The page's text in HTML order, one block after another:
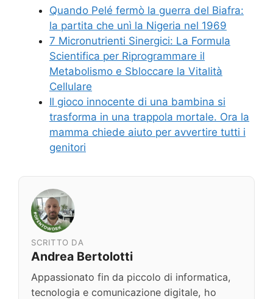
Quando Pelé fermò la guerra del Biafra:
la partita che unì la Nigeria nel 1969
7 Micronutrienti Sinergici: La Formula
Scientifica per Riprogrammare il
Metabolismo e Sbloccare la Vitalità
Cellulare
Il gioco innocente di una bambina si
trasforma in una trappola mortale. Ora la
mamma chiede aiuto per avvertire tutti i
genitori
SCRITTO DA
Andrea Bertolotti
Appassionato fin da piccolo di informatica,
tecnologia e comunicazione digitale, ho